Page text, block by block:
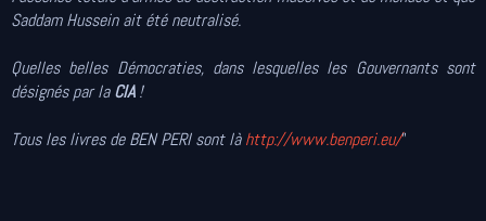
Saddam Hussein ait été neutralisé.
Quelles belles Démocraties, dans lesquelles les Gouvernants sont
désignés par laCIA!
Tous les livres de BEN PERI sont làhttp://www.benperi.eu/"